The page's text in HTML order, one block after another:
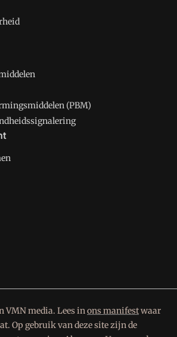
(PBM)
VMN media. Lees inons manifestwaar
Op gebruik van deze site zijn de